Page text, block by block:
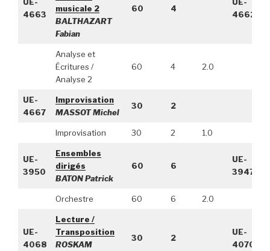
4663
musicale 2
BALTHAZART
Fabian
60 4
4662
Analyse et
Écritures /
Analyse 2
60 4 2.0
UE-
4667
Improvisation
MASSOT Michel
30 2
Improvisation 30 2 1.0
UE-
3950
Ensembles
dirigés
BATON Patrick
60 6
UE-
3947
Orchestre 60 6 2.0
UE-
4068
Lecture /
Transposition
ROSKAM
30 2
UE-
4070